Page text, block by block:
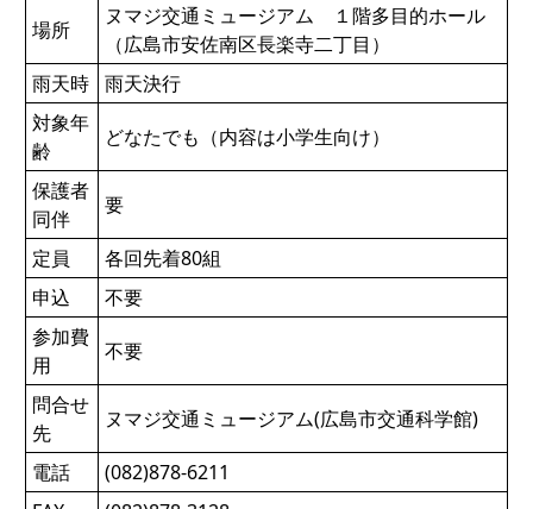
場所
ヌマジ交通ミュージアム １階多目的ホール
（広島市安佐南区長楽寺二丁目）
雨天時
雨天決行
対象年
齢
どなたでも（内容は小学生向け）
保護者
同伴
要
定員
各回先着80組
申込
不要
参加費
用
不要
問合せ
先
ヌマジ交通ミュージアム(広島市交通科学館)
電話
(082)878-6211